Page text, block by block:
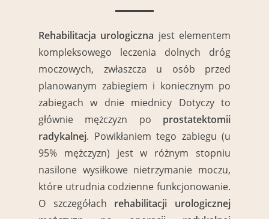
Rehabilitacja urologiczna jest elementem
kompleksowego leczenia dolnych dróg
moczowych, zwłaszcza u osób przed
planowanym zabiegiem i koniecznym po
zabiegach w dnie miednicy Dotyczy to
głównie mężczyzn po prostatektomii
radykalnej. Powikłaniem tego zabiegu (u
95% mężczyzn) jest w różnym stopniu
nasilone wysiłkowe nietrzymanie moczu,
które utrudnia codzienne funkcjonowanie.
O szczegółach rehabilitacji urologicznej